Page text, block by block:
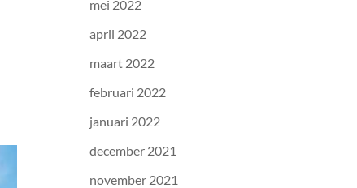
mei 2022
april 2022
maart 2022
februari 2022
januari 2022
december 2021
november 2021